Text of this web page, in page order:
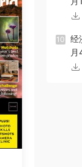
10
经